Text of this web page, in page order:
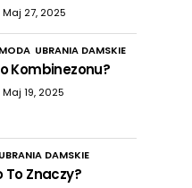
Maj 27, 2025
MODA UBRANIA DAMSKIE
Kombinezonu?
Maj 19, 2025
UBRANIA DAMSKIE
To Znaczy?